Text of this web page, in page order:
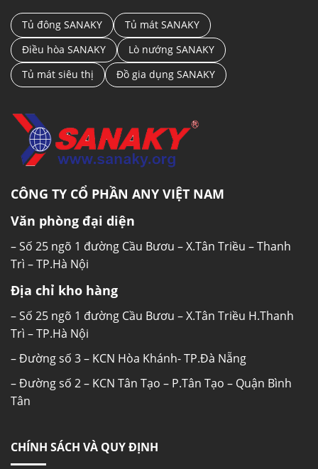
Tủ đông SANAKY
Tủ mát SANAKY
Điều hòa SANAKY
Lò nướng SANAKY
Tủ mát siêu thị
Đồ gia dụng SANAKY
CÔNG TY CỔ PHẦN ANY VIỆT NAM
Văn phòng đại diện
– Số 25 ngõ 1 đường Cầu Bươu – X.Tân Triều – Thanh
Trì – TP.Hà Nội
Địa chỉ kho hàng
– Số 25 ngõ 1 đường Cầu Bươu – X.Tân Triều H.Thanh
Trì – TP.Hà Nội
– Đường số 3 – KCN Hòa Khánh- TP.Đà Nẵng
– Đường số 2 – KCN Tân Tạo – P.Tân Tạo – Quận Bình
Tân
CHÍNH SÁCH VÀ QUY ĐỊNH